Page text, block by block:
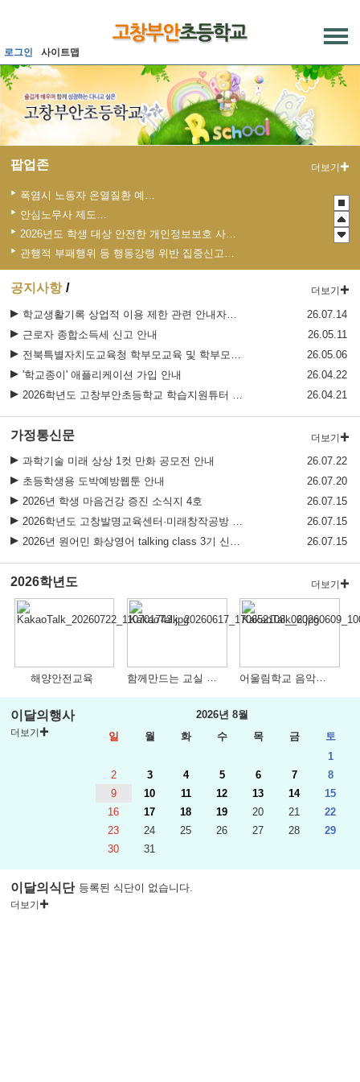
로그인 사이트맵
팝업존 더보기
2026년 초등학교 4학년 구강건강 진료지원 사업 안내
청소년 도박예방 카드뉴스
관행적 부패행위 등 행동강령 위반 집중신고기간 운영
2026년도 학생 대상 안전한 개인정보보호 사례 공모전
안심노무사 제도 홍보
폭염시 노동자 온열질환 예방수칙
2026 학생 성장 지원 학부모 아카데미 운영
공지사항 더보기
학교생활기록 상업적 이용 제한 관련 안내자료(팸플릿)
26.07.14
근로자 종합소득세 신고 안내
26.05.11
전북특별자치도교육청 학부모교육 및 학부모의 학교 참여 지원 조례
26.05.06
'학교종이' 애플리케이션 가입 안내
26.04.22
2026학년도 고창부안초등학교 학습지원튜터 채용 재공고
26.04.21
가정통신문 더보기
과학기술 미래 상상 1컷 만화 공모전 안내
26.07.22
초등학생용 도박예방웹툰 안내
26.07.20
2026년 학생 마음건강 증진 소식지 4호
26.07.15
2026학년도 고창발명교육센터·미래창작공방 여름방학 발명·메이커캠프 운영 안내
26.07.15
2026년 원어민 화상영어 talking class 3기 신청 모집 안내
26.07.15
2026학년도 더보기
해양안전교육 함께만드는 교실 영화제작 어울림학교 음악공연 관람 및 체험(2026.06.09)
이달의행사
더보기
2026년 8월
일
월 화 수 목 금
토
1
2
3 4 5 6 7
8
9
10 11 12 13 14
15
16
17 18 19 20 21
22
23
24 25 26 27 28
29
30
31
이달의식단
더보기
등록된 식단이 없습니다.